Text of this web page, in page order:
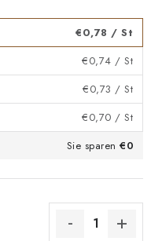
€0,78 / St
€0,74 / St
€0,73 / St
€0,70 / St
Sie sparen €0